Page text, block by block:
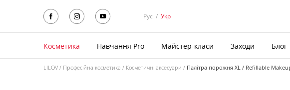
Рус / Укр
Косметика Навчання Pro Майстер-класи Заходи Блог
LILOV Професійна косметика Косметичні аксесуари Палітра порожня XL / Refillable